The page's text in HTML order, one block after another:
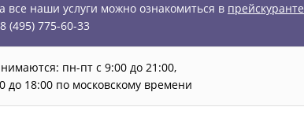
все наши услуги можно ознакомиться в прейскуранте
(495) 775-60-33
пн-пт с 9:00 до 21:00,
до 18:00 по московскому времени